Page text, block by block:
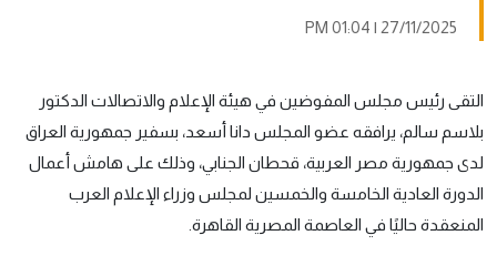
27/11/2025 | 01:04 PM
التقى رئيس مجلس المفوضين في هيئة الإعلام والاتصالات الدكتور
بلاسم سالم، يرافقه عضو المجلس دانا أسعد، بسفير جمهورية العراق
لدى جمهورية مصر العربية، قحطان الجنابي، وذلك على هامش أعمال
الدورة العادية الخامسة والخمسين لمجلس وزراء الإعلام العرب
المنعقدة حاليًا في العاصمة المصرية القاهرة.